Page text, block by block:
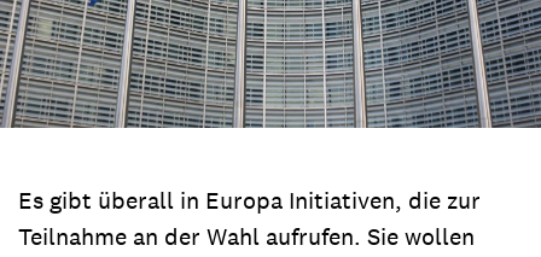
Es gibt überall in Europa Initiativen, die zur
Teilnahme an der Wahl aufrufen. Sie wollen